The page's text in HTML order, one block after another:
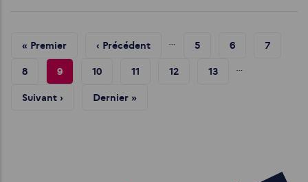
Pagination
Première
Page
« Premier
Page
Précédente
‹ Précédent … Page
5 Page
6 Page
7
Page
8
Page
Courante
9 Page
10 Page
11 Page
12 Page
13 …
Page
Suivant ›
Dernière
Dernier »